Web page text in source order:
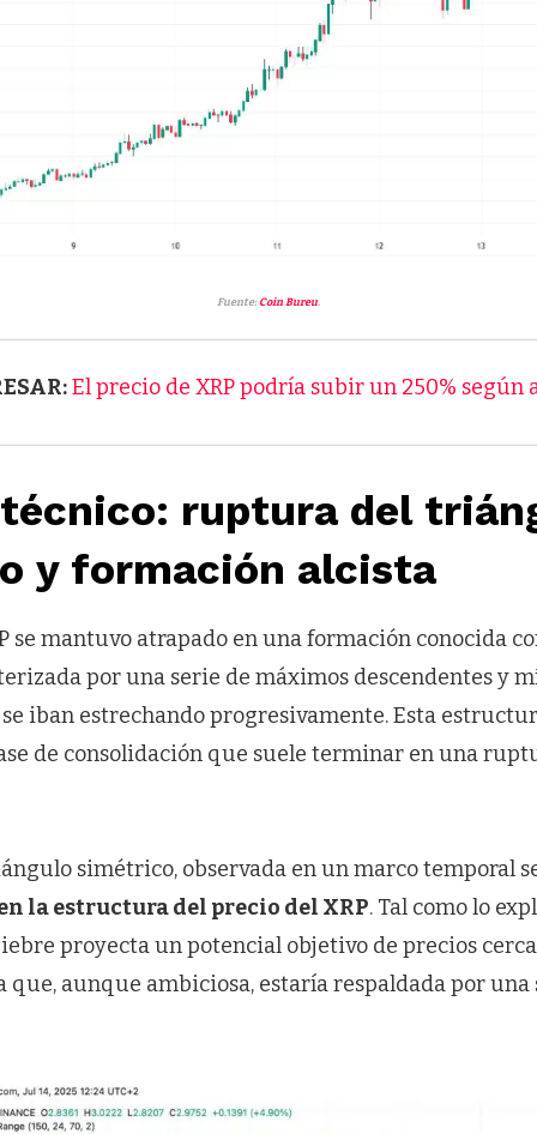
Fuente: Coin Bureu.
El precio de XRP podría subir un 250% según
ruptura del
y formación alcista
se mantuvo atrapado en una formación conocida
por una serie de máximos descendentes y
iban estrechando progresivamente. Esta
de consolidación que suele terminar en una
simétrico, observada en un marco temporal
la estructura del precio del XRP. Tal como lo
proyecta un potencial objetivo de precios
que, aunque ambiciosa, estaría respaldada por una